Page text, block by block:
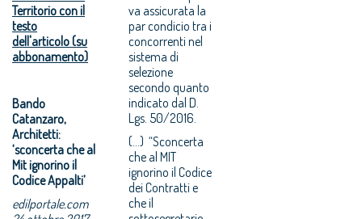
Territorio con il
testo
dell'articolo (su
abbonamento)
Bando
Catanzaro,
Architetti:
‘sconcerta che al
Mit ignorino il
Codice Appalti’
edilportale.com
va assicurata la
par condicio tra i
concorrenti nel
sistema di
selezione
secondo quanto
indicato dal D.
Lgs. 50/2016.
(...) “Sconcerta
che al MIT
ignorino il Codice
dei Contratti e
che il